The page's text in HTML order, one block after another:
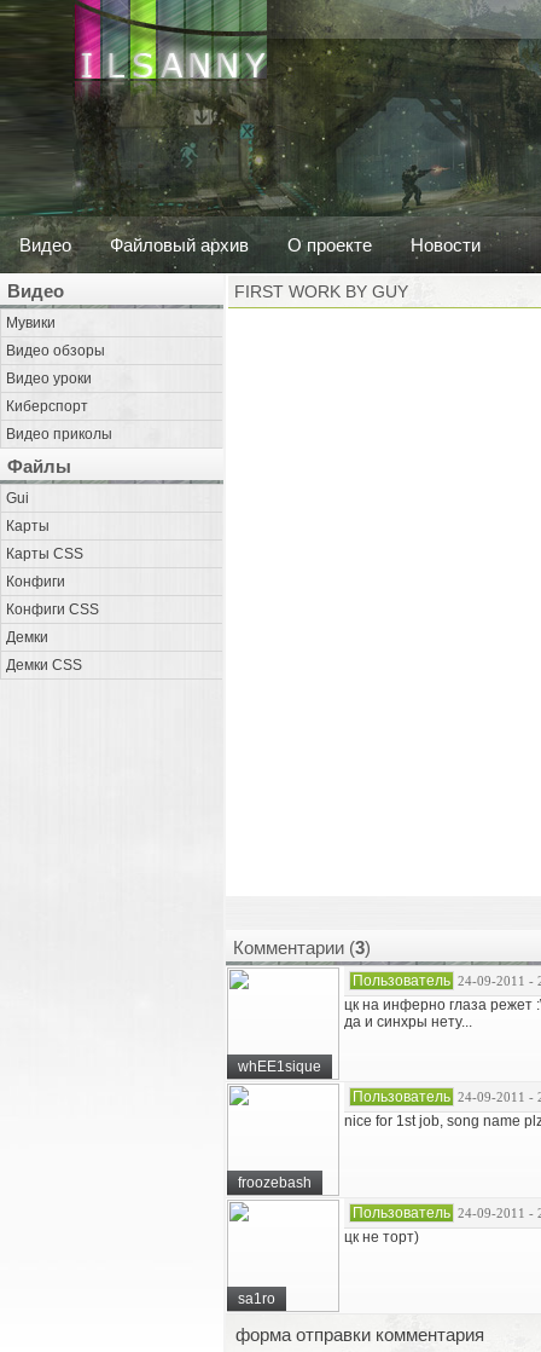
Видео Файловый архив О проекте Новости
Видео
Мувики
Видео обзоры
Видео уроки
Киберспорт
Видео приколы
Файлы
Gui
Карты
Карты CSS
Конфиги
Конфиги CSS
Демки
Демки CSS
FIRST WORK BY GUY
Комментарии (3)
whEE1sique
Пользователь 24-09-2011 -
цк на инферно глаза режет
да и синхры нету...
froozebash
Пользователь 24-09-2011 -
nice for 1st job, song name
sa1ro
Пользователь 24-09-2011 -
цк не торт)
форма отправки комментария